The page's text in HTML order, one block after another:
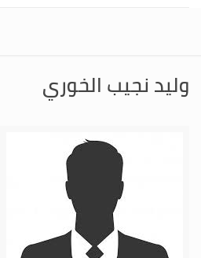
وليد نجيب الخوري